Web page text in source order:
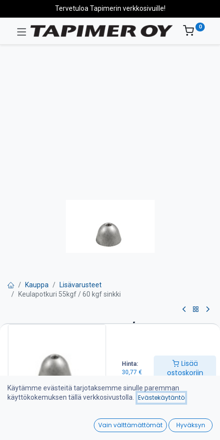
Hinta:
30,77 €
Lisää
ostoskoriin
Wishlist
Tervetuloa Tapimerin verkkosivuille!
0
Kauppa
Lisävarusteet
Keulapotkuri 55kgf / 60 kgf sinkki
Keulapotkuri 55kgf / 60 kgf
Sisältää kiinnitysmutterin ja kuusiokolopultin.
30,77€
Lisää ostoskoriin
Käytämme evästeitä tarjotaksemme sinulle paremman
käyttökokemuksen tällä verkkosivustolla.
Evästekäytäntö
Vain välttämättömät Hyväksyn